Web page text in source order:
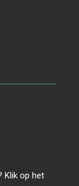
Klik op het